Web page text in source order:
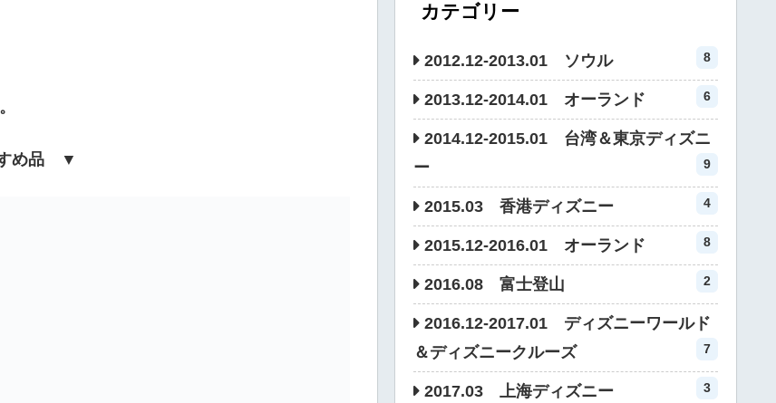
め品 ▼
カテゴリー
2012.12-2013.01 ソウル 8
2013.12-2014.01 オーランド 6
2014.12-2015.01 台湾＆東京ディズニ
ー
9
2015.03 香港ディズニー 4
2015.12-2016.01 オーランド 8
2016.08 富士登山 2
2016.12-2017.01 ディズニーワールド
＆ディズニークルーズ
7
2017.03 上海ディズニー 3